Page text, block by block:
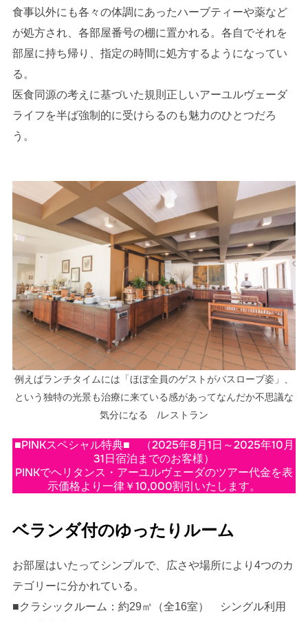
食事以外にも各々の体調にあったハーブティーや薬など
が処方され、各部屋番号の棚に置かれる。各自でそれを
部屋に持ち帰り、指定の時間に処方するようになってい
る。
医食同源の考えに基づいた規則正しいアーユルヴェーダ
ライフを半ば強制的に受けらるのも魅力のひとつだろ
う。
例えばランチタイムには「ほぼ全員のゲストがバスローブ姿」、
という独特の光景も治療に来ている感があってなんだか不思議な
気分になる /レストラン
■PINKスペシャル特典■ （2025年8月1日～2025年10月
31日宿泊までのお客様）
PINKでヘリタンス・アーユルヴェーダのツアー代金を表
示価格より一律￥10,000割引いたします。
ベランダ付のゆったりルーム
お部屋はいたってシンプルで、広さや場所により4つのカ
テゴリーに分かれている。
■クラシックルーム：約29㎡（全16室） シングル利用